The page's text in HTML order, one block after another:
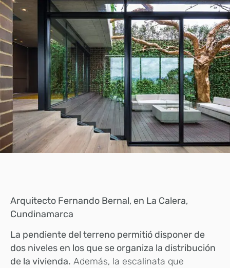
Arquitecto Fernando Bernal, en La Calera,
Cundinamarca
La pendiente del terreno permitió disponer de
dos niveles en los que se organiza la distribución
de la vivienda. Además, la escalinata que